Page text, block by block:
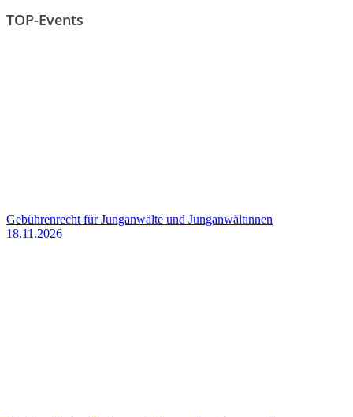
TOP-Events
Gebührenrecht für Junganwälte und Junganwältinnen
18.11.2026